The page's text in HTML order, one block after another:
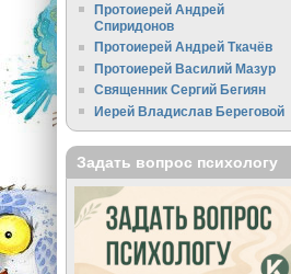
Протоиерей Андрей
Спиридонов
Протоиерей Андрей Ткачёв
Протоиерей Василий Мазур
Священник Сергий Бегиян
Иерей Владислав Береговой
Задать вопрос психологу